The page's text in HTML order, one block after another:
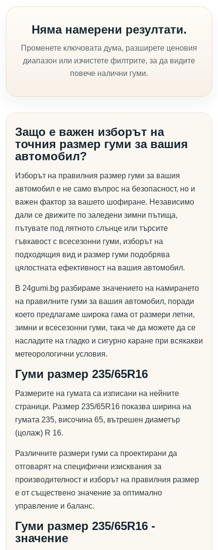
Няма намерени резултати.
Променете ключовата дума, разширете ценовия
диапазон или изчистете филтрите, за да видите
повече налични гуми.
Защо е важен изборът на
точния размер гуми за вашия
автомобил?
Изборът на правилния размер гуми за вашия
автомобил е не само въпрос на безопасност, но и
важен фактор за вашето шофиране. Независимо
дали се движите по заледени зимни пътища,
пътувате под лятното слънце или търсите
гъвкавост с всесезонни гуми, изборът на
подходящия вид и размер гуми подобрява
цялостната ефективност на вашия автомобил.
В 24gumi.bg разбираме значението на намирането
на правилните гуми за вашия автомобил, поради
което предлагаме широка гама от размери летни,
зимни и всесезонни гуми, така че да можете да се
насладите на гладко и сигурно каране при всякакви
метеорологични условия.
Гуми размер 235/65R16
Размерите на гумата са изписани на нейните
страници. Размер 235/65R16 показва ширина на
гумата 235, височина 65, вътрешен диаметър
(цолаж) R 16.
Различните размери гуми са проектирани да
отговарят на специфични изисквания за
производителност и изборът на правилния размер
е от съществено значение за оптимално
управление и баланс.
Гуми размер 235/65R16 -
значение